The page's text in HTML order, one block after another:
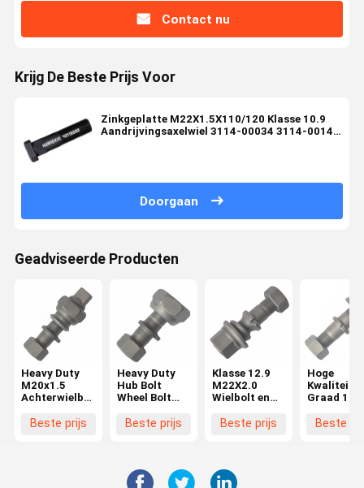
Contact nu
Krijg De Beste Prijs Voor
Zinkgeplatte M22X1.5X110/120 Klasse 10.9
Aandrijvingsaxelwiel 3114-00034 3114-00142
Doorgaan
Geadviseerde Producten
Heavy Duty
M20x1.5
Achterwielbout
FF/MA
Beste prijs
Heavy Duty
Hub Bolt
Wheel Bolt
FF/MA
Beste prijs
Klasse 12.9
M22X2.0
Wielbolt en
Truck
Beste prijs
Hoge
Kwaliteit
Graad 10.9
Wielbout
Beste